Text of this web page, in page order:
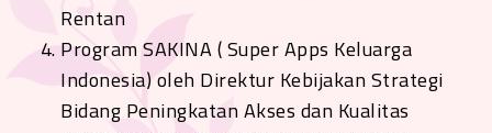
Rentan
Program SAKINA ( Super Apps Keluarga
Indonesia) oleh Direktur Kebijakan Strategi
Bidang Peningkatan Akses dan Kualitas